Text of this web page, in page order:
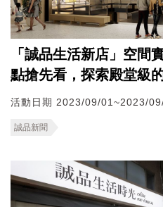
「誠品生活新店」空間
點搶先看，探索殿堂級
活動日期 2023/09/01~2023/
誠品新聞